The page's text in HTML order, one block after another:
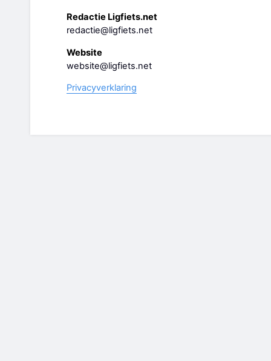
Redactie Ligfiets.net
redactie@ligfiets.net
Website
website@ligfiets.net
Privacyverklaring